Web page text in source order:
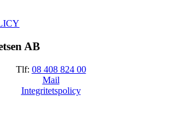
AB
Tlf: 08 408 824 00
Mail
Integritetspolicy